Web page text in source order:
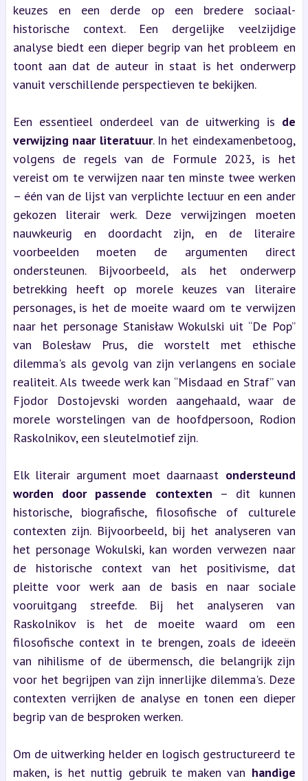
keuzes en een derde op een bredere sociaal-
historische context. Een dergelijke veelzijdige
analyse biedt een dieper begrip van het probleem en
toont aan dat de auteur in staat is het onderwerp
vanuit verschillende perspectieven te bekijken.
Een essentieel onderdeel van de uitwerking is de
verwijzing naar literatuur. In het eindexamenbetoog,
volgens de regels van de Formule 2023, is het
vereist om te verwijzen naar ten minste twee werken
– één van de lijst van verplichte lectuur en een ander
gekozen literair werk. Deze verwijzingen moeten
nauwkeurig en doordacht zijn, en de literaire
voorbeelden moeten de argumenten direct
ondersteunen. Bijvoorbeeld, als het onderwerp
betrekking heeft op morele keuzes van literaire
personages, is het de moeite waard om te verwijzen
naar het personage Stanisław Wokulski uit “De Pop”
van Bolesław Prus, die worstelt met ethische
dilemma's als gevolg van zijn verlangens en sociale
realiteit. Als tweede werk kan “Misdaad en Straf” van
Fjodor Dostojevski worden aangehaald, waar de
morele worstelingen van de hoofdpersoon, Rodion
Raskolnikov, een sleutelmotief zijn.
Elk literair argument moet daarnaast ondersteund
worden door passende contexten – dit kunnen
historische, biografische, filosofische of culturele
contexten zijn. Bijvoorbeeld, bij het analyseren van
het personage Wokulski, kan worden verwezen naar
de historische context van het positivisme, dat
pleitte voor werk aan de basis en naar sociale
vooruitgang streefde. Bij het analyseren van
Raskolnikov is het de moeite waard om een
filosofische context in te brengen, zoals de ideeën
van nihilisme of de übermensch, die belangrijk zijn
voor het begrijpen van zijn innerlijke dilemma's. Deze
contexten verrijken de analyse en tonen een dieper
begrip van de besproken werken.
Om de uitwerking helder en logisch gestructureerd te
maken, is het nuttig gebruik te maken van handige